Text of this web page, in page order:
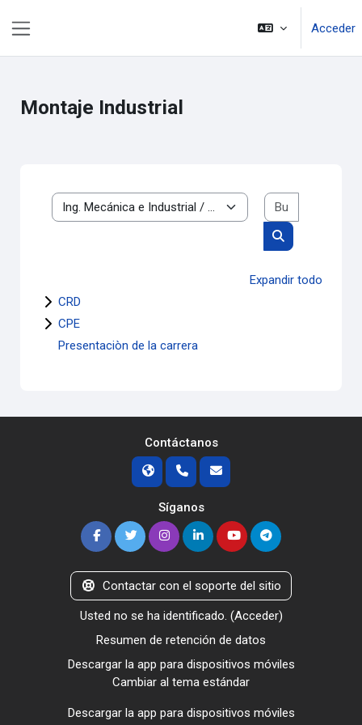
Acceder
Montaje Industrial
Categorías
Buscar cursos
Expandir todo
CRD
CPE
Presentaciòn de la carrera
Contáctanos
Síganos
Contactar con el soporte del sitio
Usted no se ha identificado. (Acceder)
Resumen de retención de datos
Descargar la app para dispositivos móviles
Cambiar al tema estándar
Descargar la app para dispositivos móviles